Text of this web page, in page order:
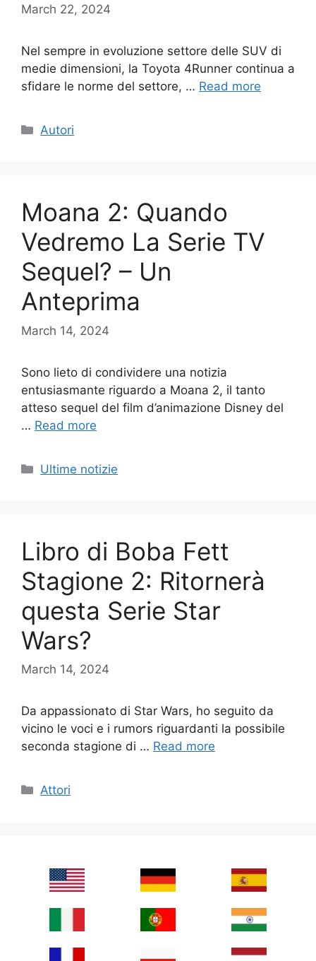
March 22, 2024
Nel sempre in evoluzione settore delle SUV di
medie dimensioni, la Toyota 4Runner continua a
sfidare le norme del settore, … Read more
Categories
Autori
Moana 2: Quando
Vedremo La Serie TV
Sequel? – Un
Anteprima
March 14, 2024
Sono lieto di condividere una notizia
entusiasmante riguardo a Moana 2, il tanto
atteso sequel del film d’animazione Disney del
… Read more
Categories
Ultime notizie
Libro di Boba Fett
Stagione 2: Ritornerà
questa Serie Star
Wars?
March 14, 2024
Da appassionato di Star Wars, ho seguito da
vicino le voci e i rumors riguardanti la possibile
seconda stagione di … Read more
Categories
Attori